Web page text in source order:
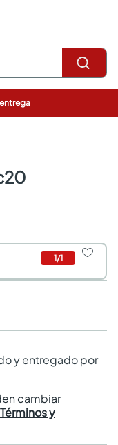
1/1
y entregado por
cambiar
y